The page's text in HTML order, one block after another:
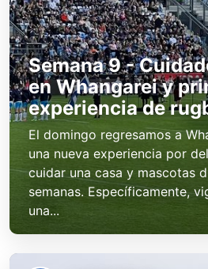
Semana 9 -
en Whangarei y
experiencia de
El domingo regresamos a
una nueva experiencia por
cuidar una casa y mascotas
semanas. Específicamente,
una...